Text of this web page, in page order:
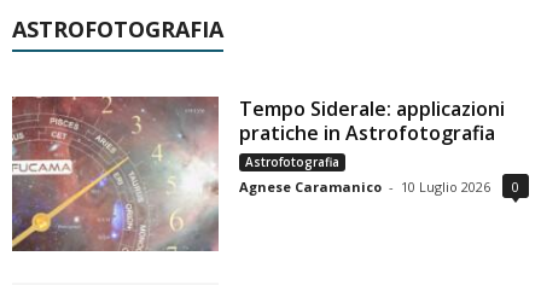
ASTROFOTOGRAFIA
Tempo Siderale: applicazioni
pratiche in Astrofotografia
Astrofotografia
Agnese Caramanico - 10 Luglio 2026 0